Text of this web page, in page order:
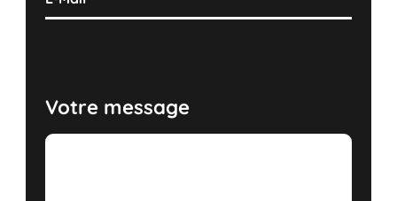
Votre message